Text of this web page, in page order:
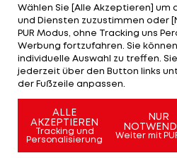
Wählen Sie [Alle Akzeptieren] um
und Diensten zuzustimmen oder
PUR Modus, ohne Tracking uns
Werbung fortzufahren. Sie
individuelle Auswahl zu treffen.
jederzeit über den Button links
der Fußzeile anpassen.
ALLE
AKZEPTIEREN
Tracking und
Personalisierung
NUR
Weiter mit